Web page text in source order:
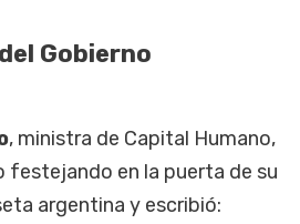
Gobierno
, ministra de Capital Humano,
en la puerta de su
argentina y escribió: